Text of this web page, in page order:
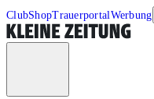
ClubShopTrauerportalWerbung